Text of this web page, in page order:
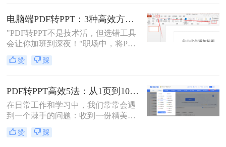
需求。但多数人在寻找免费转换方法
时，要么遭遇操作繁琐的困境，要么
面临转换后格式错乱、信息丢失的问
题，甚至担心文件隐私泄露
电脑端PDF转PPT：3种高效方法的操作步骤和格式保留设置！
"PDF转PPT不是技术活，但选错工具
会让你加班到深夜！"职场中，将PDF
报告一键转化为PPT演示文稿是高频
刚需。然而，90%的办公族曾陷入“转
工”的泥潭——这不是能力问题，而
是工具选择的致命陷阱。那么怎么在
电脑上把pdf转换成ppt呢？作为深耕
电脑办公软件测评8年的博主，我亲
测30+工具，今天聚焦精准高效的转
换方案，帮你避开99%的坑。拒绝低
赞 踩
PDF转PPT高效5法：从1页到100页，方法选择差异很大！
在日常工作和学习中，我们常常会遇
到一个棘手的问题：收到一份精美的
PDF文件，却需要将其内容用于自己
的PPT演示文稿中。PDF因其格式固
赞 踩